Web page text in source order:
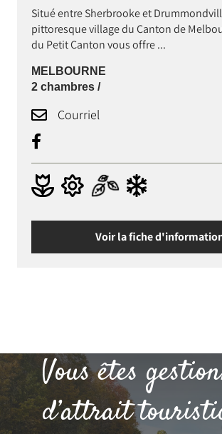
Situé entre Sherbrooke et
pittoresque village du Canton de
du Petit Canton vous offre ...
MELBOURNE
2 chambres /
Courriel
Voir la fiche
Vous êtes
d’attrait